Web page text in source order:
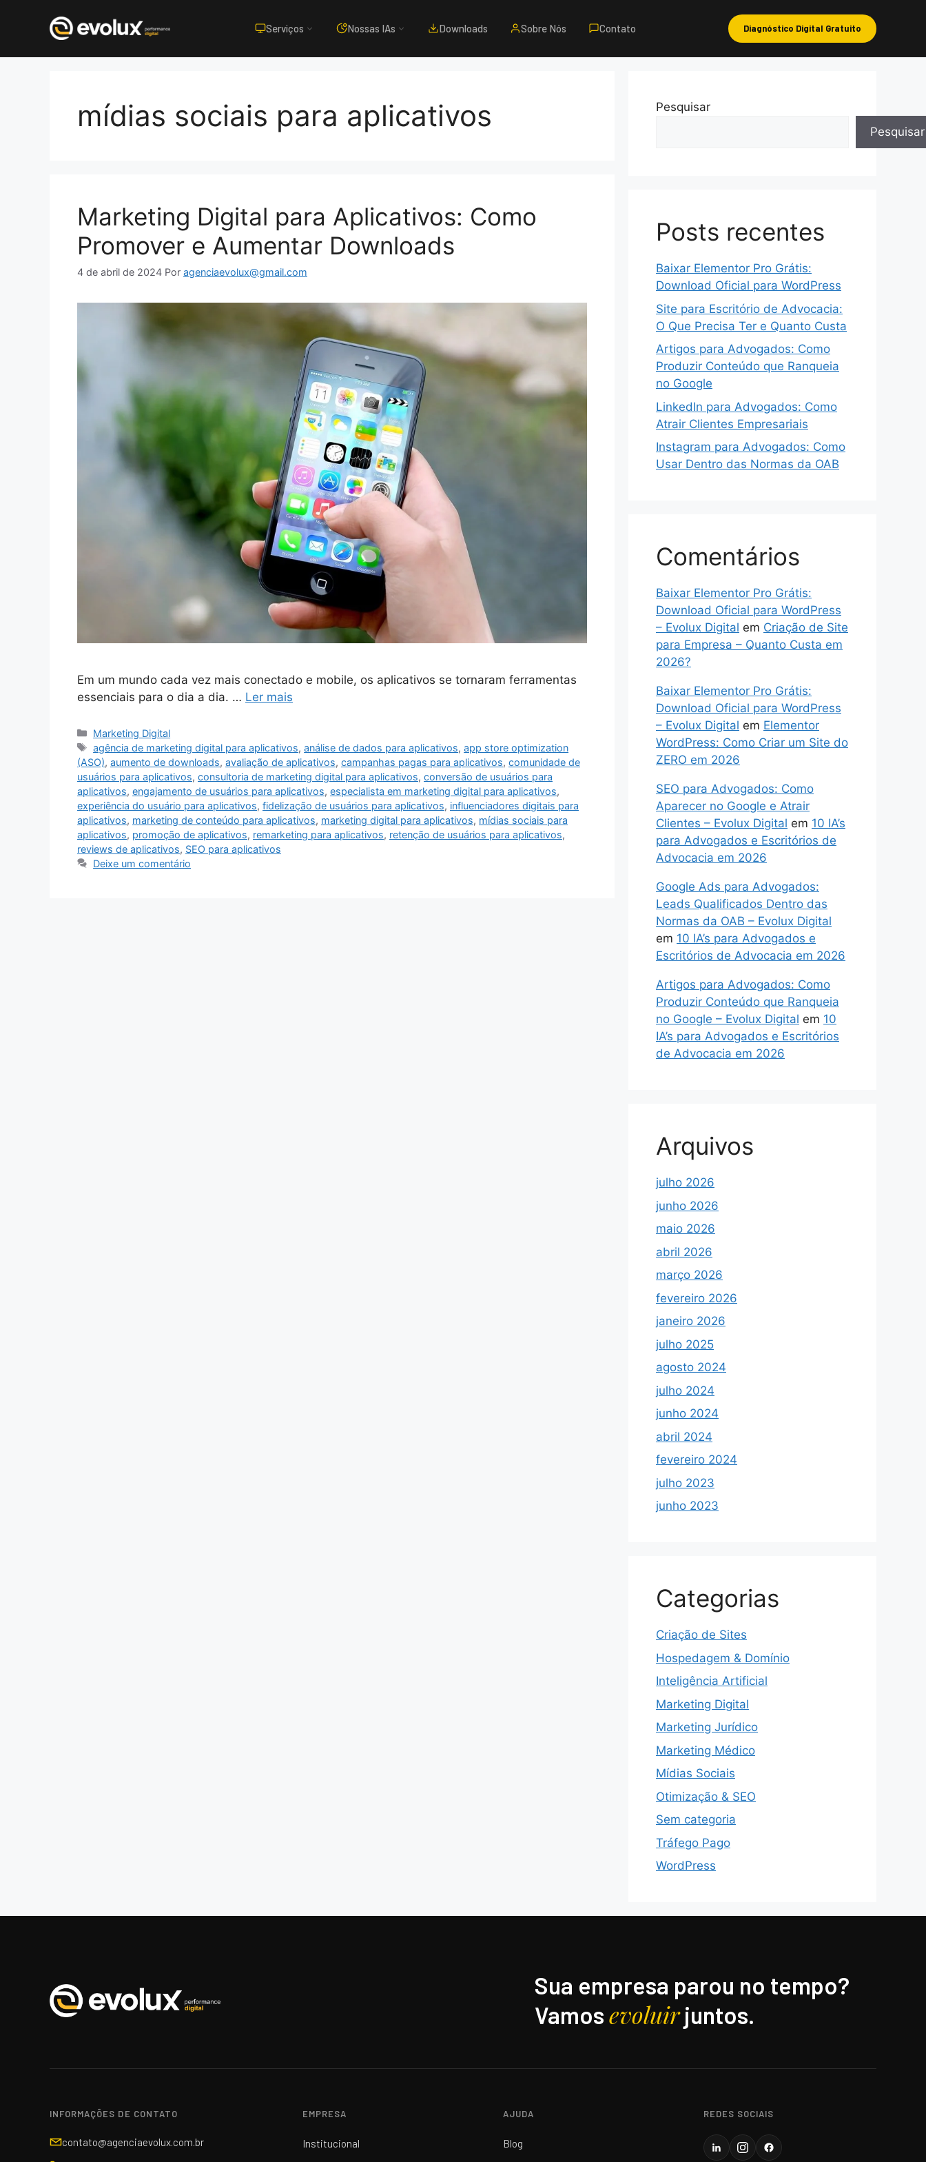
Serviços Nossas IAs Downloads Sobre Nós Contato Diagnóstico Digital Gratuito
mídias sociais para aplicativos
Marketing Digital para Aplicativos: Como
Promover e Aumentar Downloads
4 de abril de 2024 Por agenciaevolux@gmail.com
Em um mundo cada vez mais conectado e mobile, os aplicativos se tornaram ferramentas
essenciais para o dia a dia. … Ler mais
Categorias
Marketing Digital
Tags
agência de marketing digital para aplicativos,análise de dados para aplicativos,app store optimization
(ASO), aumento de downloads, avaliação de aplicativos, campanhas pagas para aplicativos, comunidade de
usuários para aplicativos, consultoria de marketing digital para aplicativos, conversão de usuários para
aplicativos, engajamento de usuários para aplicativos, especialista em marketing digital para aplicativos,
experiência do usuário para aplicativos, fidelização de usuários para aplicativos, influenciadores digitais para
aplicativos, marketing de conteúdo para aplicativos, marketing digital para aplicativos, mídias sociais para
aplicativos, promoção de aplicativos, remarketing para aplicativos, retenção de usuários para aplicativos,
reviews de aplicativos, SEO para aplicativos
Deixe um comentário
Pesquisar
Pesquisar
Posts recentes
Baixar Elementor Pro Grátis:
Download Oficial para WordPress
Site para Escritório de Advocacia:
O Que Precisa Ter e Quanto Custa
Artigos para Advogados: Como
Produzir Conteúdo que Ranqueia
no Google
LinkedIn para Advogados: Como
Atrair Clientes Empresariais
Instagram para Advogados: Como
Usar Dentro das Normas da OAB
Comentários
Baixar Elementor Pro Grátis:
Download Oficial para WordPress
– Evolux Digital em Criação de Site
para Empresa – Quanto Custa em
2026?
Baixar Elementor Pro Grátis:
Download Oficial para WordPress
– Evolux Digital em Elementor
WordPress: Como Criar um Site do
ZERO em 2026
SEO para Advogados: Como
Aparecer no Google e Atrair
Clientes – Evolux Digital em 10 IA’s
para Advogados e Escritórios de
Advocacia em 2026
Google Ads para Advogados:
Leads Qualificados Dentro das
Normas da OAB – Evolux Digital
em 10 IA’s para Advogados e
Escritórios de Advocacia em 2026
Artigos para Advogados: Como
Produzir Conteúdo que Ranqueia
no Google – Evolux Digital em 10
IA’s para Advogados e Escritórios
de Advocacia em 2026
Arquivos
julho 2026
junho 2026
maio 2026
abril 2026
março 2026
fevereiro 2026
janeiro 2026
julho 2025
agosto 2024
julho 2024
junho 2024
abril 2024
fevereiro 2024
julho 2023
junho 2023
Categorias
Criação de Sites
Hospedagem & Domínio
Inteligência Artificial
Marketing Digital
Marketing Jurídico
Marketing Médico
Mídias Sociais
Otimização & SEO
Sem categoria
Tráfego Pago
WordPress
Sua empresa parou no tempo?
Vamosevoluirjuntos.
INFORMAÇÕES DE CONTATO
contato@agenciaevolux.com.br
EMPRESA
Institucional
AJUDA
Blog
REDES SOCIAIS